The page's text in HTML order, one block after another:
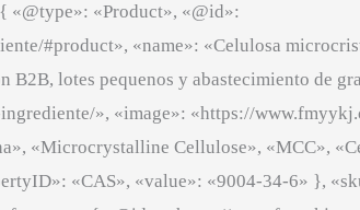
«Product», «@id»:
#product», «name»: «Celulosa
lotes pequenos y abastecimiento de
», «image»: «https://
«Microcrystalline Cellulose», «MCC»,
«CAS», «value»: «9004-34-6» },